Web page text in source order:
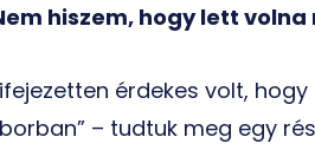
hiszem, hogy lett
érdekes volt,
– tudtuk meg egy